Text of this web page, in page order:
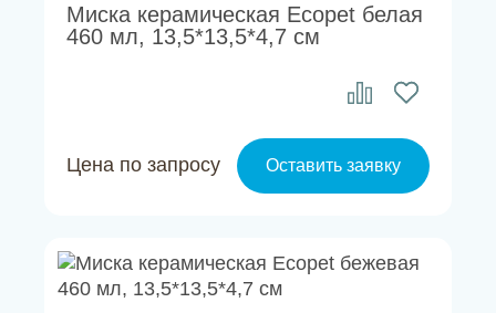
Миска керамическая Ecopet белая
460 мл, 13,5*13,5*4,7 см
Цена по запросу Оставить заявку